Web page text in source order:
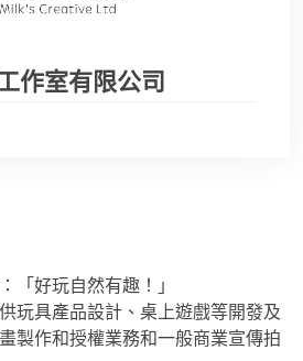
作室有限公司
「好玩自然有趣！」
具產品設計、桌上遊戲等開發及
製作和授權業務和一般商業宣傳拍